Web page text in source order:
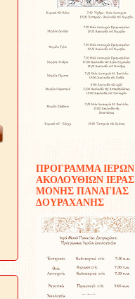
ΠΡΟΓΡΑΜΜΑ ΙΕΡΩΝ
ΑΚΟΛΟΥΘΙΩΝ ΙΕΡΑΣ
ΜΟΝΗΣ ΠΑΝΑΓΙΑΣ
ΔΟΥΡΑΧΑΝΗΣ